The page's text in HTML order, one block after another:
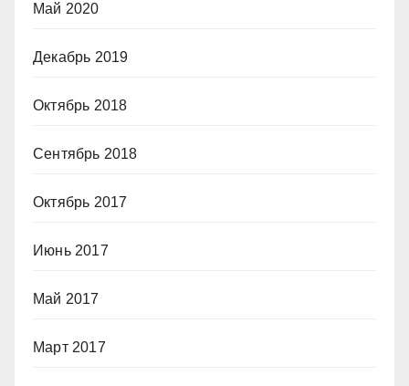
Май 2020
Декабрь 2019
Октябрь 2018
Сентябрь 2018
Октябрь 2017
Июнь 2017
Май 2017
Март 2017